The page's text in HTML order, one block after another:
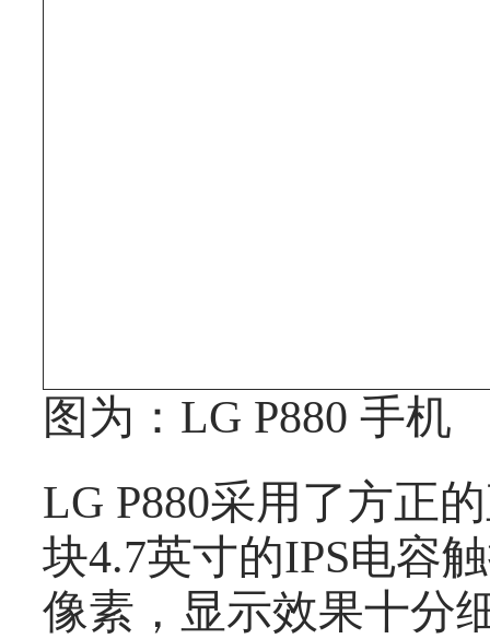
图为：LG P880 手机
LG P880采用了方正
块4.7英寸的IPS电容
像素，显示效果十分